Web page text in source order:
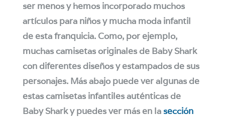
ser menos y hemos incorporado muchos
artículos para niños y mucha moda infantil
de esta franquicia. Como, por ejemplo,
muchas camisetas originales de Baby Shark
con diferentes diseños y estampados de sus
personajes. Más abajo puede ver algunas de
estas camisetas infantiles auténticas de
Baby Shark y puedes ver más en la sección